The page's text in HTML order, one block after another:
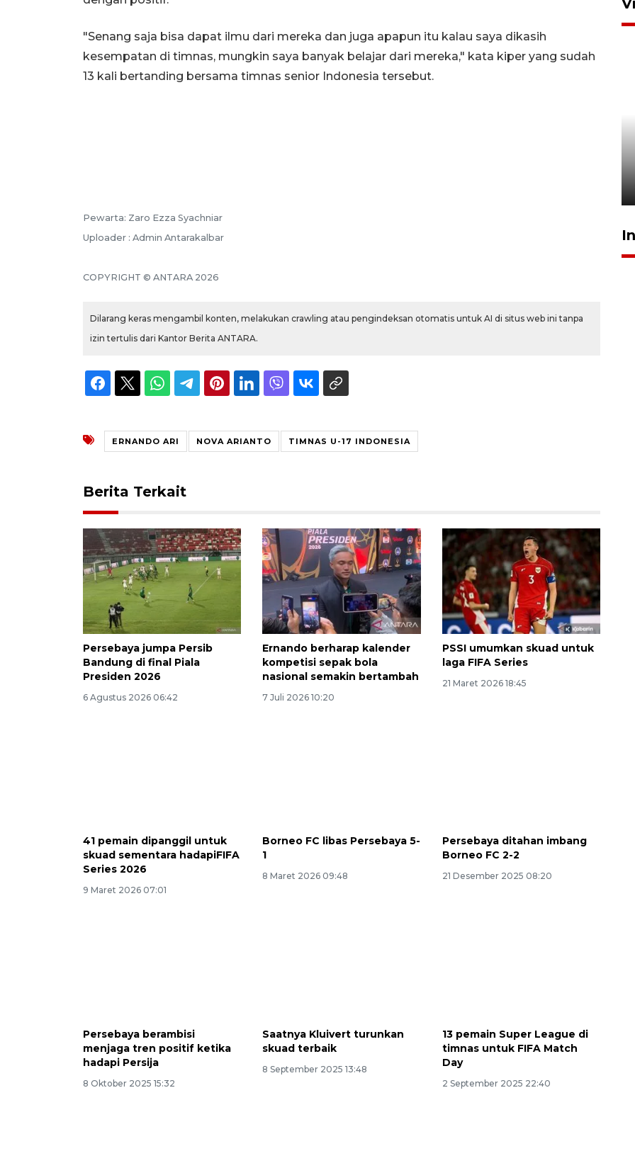
"Senang saja bisa dapat ilmu dari mereka dan juga apapun itu kalau saya dikasih
kesempatan di timnas, mungkin saya banyak belajar dari mereka," kata kiper yang sudah
13 kali bertanding bersama timnas senior Indonesia tersebut.
Pewarta: Zaro Ezza Syachniar
Uploader : Admin Antarakalbar
COPYRIGHT © ANTARA 2026
Dilarang keras mengambil konten, melakukan crawling atau pengindeksan otomatis untuk AI di situs web ini tanpa
izin tertulis dari Kantor Berita ANTARA.
ERNANDO ARI NOVA ARIANTO TIMNAS U-17 INDONESIA
Berita Terkait
Persebaya jumpa Persib
Bandung di final Piala
Presiden 2026
6 Agustus 2026 06:42
Ernando berharap kalender
kompetisi sepak bola
nasional semakin bertambah
7 Juli 2026 10:20
PSSI umumkan skuad untuk
laga FIFA Series
21 Maret 2026 18:45
41 pemain dipanggil untuk
skuad sementara hadapiFIFA
Series 2026
9 Maret 2026 07:01
Borneo FC libas Persebaya 5-
1
8 Maret 2026 09:48
Persebaya ditahan imbang
Borneo FC 2-2
21 Desember 2025 08:20
Persebaya berambisi
menjaga tren positif ketika
hadapi Persija
8 Oktober 2025 15:32
Saatnya Kluivert turunkan
skuad terbaik
8 September 2025 13:48
13 pemain Super League di
timnas untuk FIFA Match
Day
2 September 2025 22:40
Vaksin HPV untuk siswa laki-